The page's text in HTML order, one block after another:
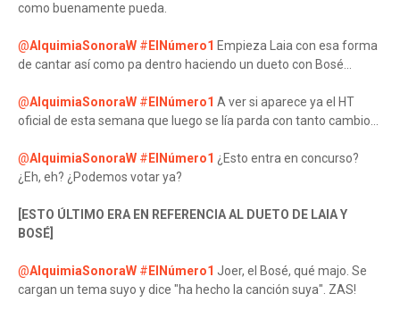
como buenamente pueda.
@AlquimiaSonoraW # ElNúmero1 Empieza Laia con esa forma
de cantar así como pa dentro haciendo un dueto con Bosé...
@AlquimiaSonoraW # ElNúmero1 A ver si aparece ya el HT
oficial de esta semana que luego se lía parda con tanto cambio...
@AlquimiaSonoraW # ElNúmero1 ¿Esto entra en concurso?
¿Eh, eh? ¿Podemos votar ya?
[ESTO ÚLTIMO ERA EN REFERENCIA AL DUETO DE LAIA Y
BOSÉ]
@AlquimiaSonoraW # ElNúmero1 Joer, el Bosé, qué majo. Se
cargan un tema suyo y dice "ha hecho la canción suya". ZAS!